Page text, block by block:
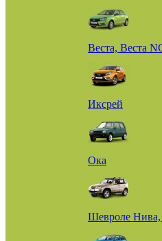
Веста, Веста
Иксрей
Ока
Шевроле Нива,